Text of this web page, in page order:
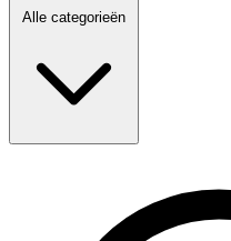
Alle categorieën